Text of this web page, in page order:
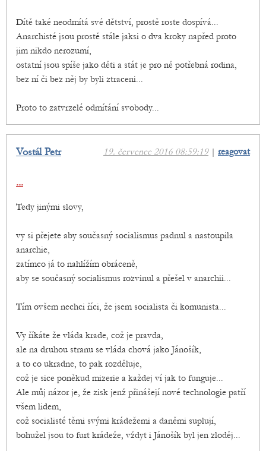
Dítě také neodmítá své dětství, prostě roste dospívá...
Anarchisté jsou prostě stále jaksi o dva kroky napřed proto
jim nikdo nerozumí,
ostatní jsou spíše jako děti a stát je pro ně potřebná rodina,
bez ní či bez něj by byli ztraceni...
Proto to zatvrzelé odmítání svobody...
19. července 2016 08:59:19| reagovat
Vostál Petr
...
Tedy jinými slovy,
vy si přejete aby současný socialismus padnul a nastoupila
anarchie,
zatímco já to nahlížím obráceně,
aby se současný socialismus rozvinul a přešel v anarchii...
Tím ovšem nechci říci, že jsem socialista či komunista...
Vy říkáte že vláda krade, což je pravda,
ale na druhou stranu se vláda chová jako Jánošík,
a to co ukradne, to pak rozděluje,
což je sice poněkud mizerie a každej ví jak to funguje...
Ale můj názor je, že zisk jenž přinášejí nové technologie patří
všem lidem,
což socialisté těmi svými krádežemi a daněmi suplují,
bohužel jsou to furt krádeže, vždyt i Jánošík byl jen zloděj...